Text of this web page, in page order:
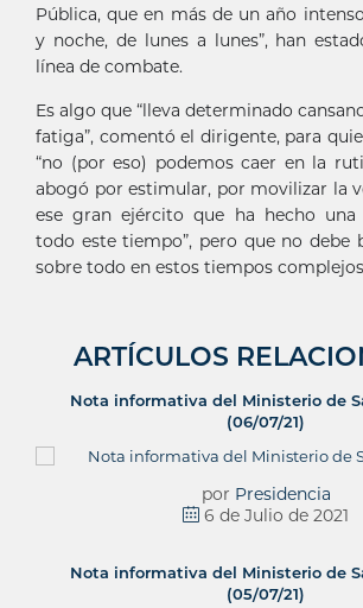
Pública, que en más de un año
y noche, de lunes a lunes”, han
línea de combate.
Es algo que “lleva determinado
fatiga”, comentó el dirigente, para
“no (por eso) podemos caer en la
abogó por estimular, por movilizar la
ese gran ejército que ha hecho una
todo este tiempo”, pero que no debe
sobre todo en estos tiempos
ARTÍCULOS
Nota informativa del Ministerio de
(06/07/21)
por Presidencia
6 de Julio de 2021
Nota informativa del Ministerio de
(05/07/21)